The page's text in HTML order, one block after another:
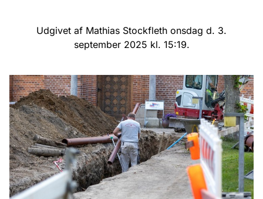
Udgivet af Mathias Stockfleth onsdag d. 3.
september 2025 kl. 15:19.